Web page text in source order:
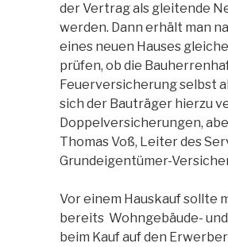
der Vertrag als gleitende
werden. Dann erhält man
eines neuen Hauses
prüfen, ob die
Feuerversicherung selbst
sich der Bauträger hierzu
Doppelversicherungen,
Thomas Voß, Leiter des
Grundeigentümer-
Vor einem Hauskauf sollte
bereits Wohngebäude-
beim Kauf auf den